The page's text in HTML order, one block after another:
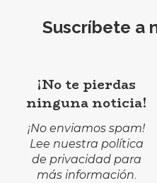
Suscríbete a
¡No te pierdas
ninguna noticia!
¡No enviamos spam!
Lee nuestra política
de privacidadpara
más información.